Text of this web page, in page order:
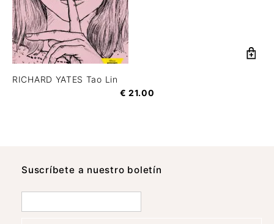
RICHARD YATES Tao Lin
€ 21.00
Suscrí­bete a nuestro boletín